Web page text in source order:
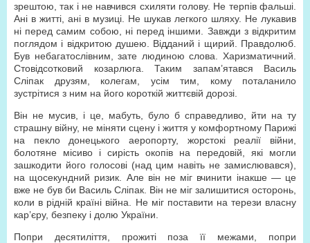
зрештою, так і не навчився схиляти голову. Не терпів фальші.
Ані в житті, ані в музиці. Не шукав легкого шляху. Не лукавив
ні перед самим собою, ні перед іншими. Завжди з відкритим
поглядом і відкритою душею. Відданий і щирий. Правдолюб.
Був небагатослівним, зате людиною слова. Харизматичний.
Стовідсотковий козарлюга. Таким запам’ятався Василь
Сліпак друзям, колегам, усім тим, кому поталанило
зустрітися з ним на його короткій життєвій дорозі.
Він не мусив, і це, мабуть, було б справедливо, йти на ту
страшну війну, не міняти сцену і життя у комфортному Парижі
на пекло донецького аеропорту, жорстокі реалії війни,
болотяне місиво і сирість окопів на передовій, які могли
зашкодити його голосові (над цим навіть не замислювався),
на щосекундний ризик. Але він не міг вчинити інакше — це
вже не був би Василь Сліпак. Він не міг залишитися осторонь,
коли в рідній країні війна. Не міг поставити на терези власну
кар’єру, безпеку і долю України.
Попри десятиліття, прожиті поза її межами, попри